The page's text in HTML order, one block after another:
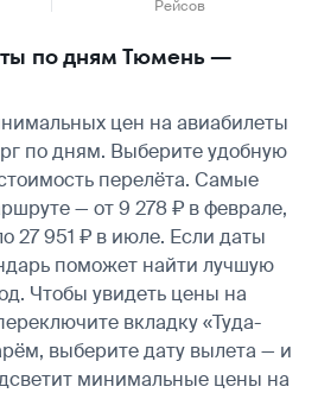
Рейсов
по дням Тюмень —
цен на авиабилеты
по дням. Выберите удобную
перелёта. Самые
— от 9 278 ₽ в феврале,
27 951 ₽ в июле. Если даты
поможет найти лучшую
Чтобы увидеть цены на
вкладку «Туда-
выберите дату вылета — и
минимальные цены на